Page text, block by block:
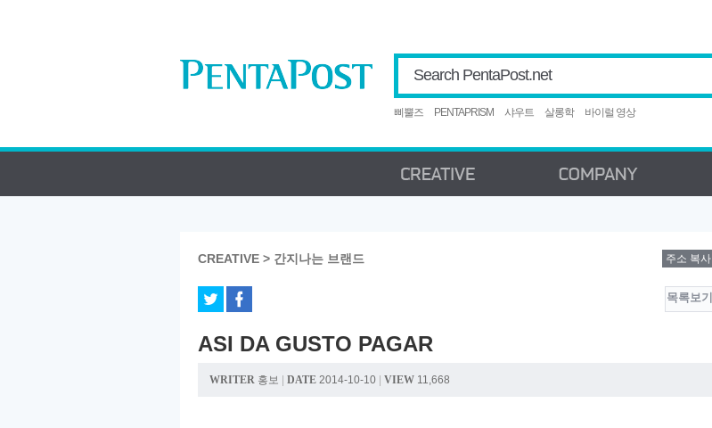
COMPANY
Search PentaPost.net
삐뿔즈 PENTAPRISM 샤우트 살롱학 바이럴 영상
CREATIVE > 간지나는 브랜드 주소 복사
목록보기
ASI DA GUSTO PAGAR
WRITER 홍보 DATE 2014-10-10 VIEW 11,668